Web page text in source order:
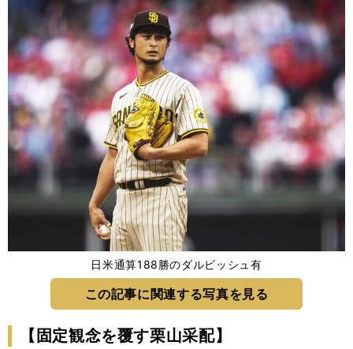
日米通算188勝のダルビッシュ有
この記事に関連する写真を見る
【固定観念を覆す栗山采配】